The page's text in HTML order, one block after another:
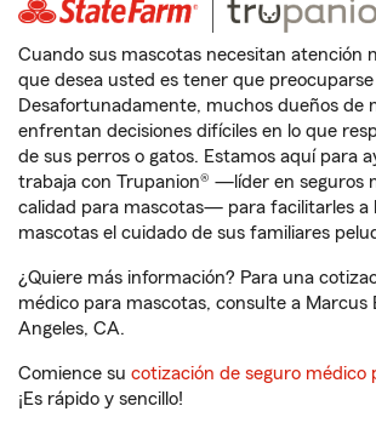
Cuando sus mascotas necesitan atención
que desea usted es tener que
Desafortunadamente, muchos dueños de
enfrentan decisiones difíciles en lo que
de sus perros o gatos. Estamos aquí para
trabaja con Trupanion® —líder en seguros
calidad para mascotas— para facilitarles a
mascotas el cuidado de sus familiares
¿Quiere más información? Para una
médico para mascotas, consulte a Marcus
Angeles, CA.
Comience su cotización de seguro médico
¡Es rápido y sencillo!